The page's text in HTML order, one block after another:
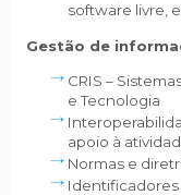
software livre,
Gestão de
CRIS –
e Tecnologia
apoio à
Normas e